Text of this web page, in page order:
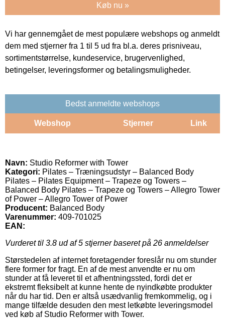
Køb nu »
Vi har gennemgået de mest populære webshops og anmeldt
dem med stjerner fra 1 til 5 ud fra bl.a. deres prisniveau,
sortimentstørrelse, kundeservice, brugervenlighed,
betingelser, leveringsformer og betalingsmuligheder.
Bedst anmeldte webshops
Webshop Stjerner Link
Navn: Studio Reformer with Tower
Kategori: Pilates – Træningsudstyr – Balanced Body
Pilates – Pilates Equipment – Trapeze og Towers –
Balanced Body Pilates – Trapeze og Towers – Allegro Tower
of Power – Allegro Tower of Power
Producent: Balanced Body
Varenummer: 409-701025
EAN:
Vurderet til 3.8 ud af 5 stjerner baseret på 26 anmeldelser
Størstedelen af internet foretagender foreslår nu om stunder
flere former for fragt. En af de mest anvendte er nu om
stunder at få leveret til et afhentningssted, fordi det er
ekstremt fleksibelt at kunne hente de nyindkøbte produkter
når du har tid. Den er altså usædvanlig fremkommelig, og i
mange tilfælde desuden den mest letkøbte leveringsmodel
ved køb af Studio Reformer with Tower.